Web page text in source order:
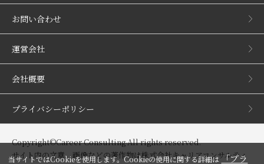
お問い合わせ
運営会社
会社概要
プライバシーポリシー
Copyright©Career Consulting All rights reserved.
サイト内の文章、画像などの著作物は株式会社キャリアコンサルティ
当サイトではCookieを使用します。Cookieの使用に関する詳細は「プラ